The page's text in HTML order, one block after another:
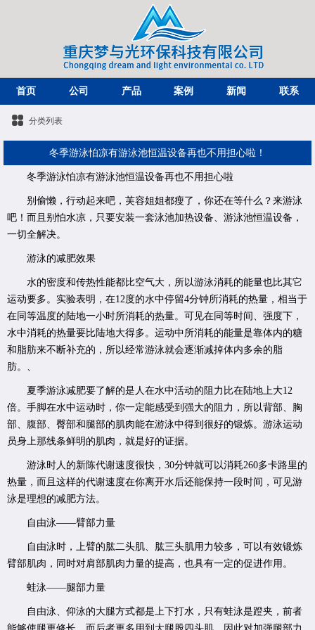
首页 公司 产品 案例 新闻 联系
分类列表
冬季游泳怕凉有游泳池恒温设备再也不用担心啦！
冬季游泳怕凉有游泳池恒温设备再也不用担心啦
别偷懒，行动起来吧，芙容姐姐都瘦了，你还在等什么？来游泳
吧！而且别怕水凉，只要安装一套泳池加热设备、游泳池恒温设备，
一切全解决。
游泳的减肥效果
水的密度和传热性能都比空气大，所以游泳消耗的能量也比其它
运动要多。实验表明，在12度的水中停留4分钟所消耗的热量，相当于
在同等温度的陆地一小时所消耗的热量。可见在同等时间、强度下，
水中消耗的热量要比陆地大得多。运动中所消耗的能量是靠体内的糖
和脂肪来不断补充的，所以经常游泳就会逐渐减掉体内多余的脂
肪。、
夏季游泳减肥要了解的是人在水中活动的阻力比在陆地上大12
倍。手脚在水中运动时，你一定能感受到强大的阻力，所以背部、胸
部、腹部、臀部和腿部的肌肉能在游泳中得到很好的锻炼。游泳运动
员身上那线条鲜明的肌肉，就是好的证据。
游泳时人的新陈代谢速度很快，30分钟就可以消耗260多卡路里的
热量，而且这样的代谢速度在你离开水后还能保持一段时间，可见游
泳是理想的减肥方法。
自由泳——臂部力量
自由泳时，上臂的肱二头肌、肱三头肌用力较多，可以有效锻炼
臂部肌肉，同时对肩部肌肉力量的提高，也具有一定的促进作用。
蛙泳——腿部力量
自由泳、仰泳的大腿方式都是上下打水，只有蛙泳是蹬夹，前者